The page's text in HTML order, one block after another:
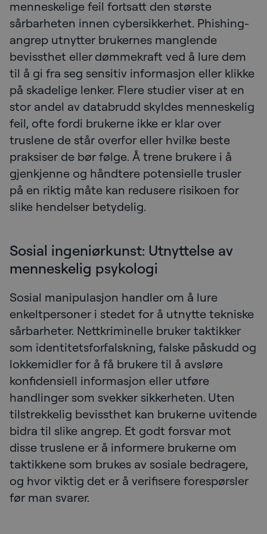
menneskelige feil fortsatt den største
sårbarheten innen cybersikkerhet. Phishing-
angrep utnytter brukernes manglende
bevissthet eller dømmekraft ved å lure dem
til å gi fra seg sensitiv informasjon eller klikke
på skadelige lenker. Flere studier viser at en
stor andel av databrudd skyldes menneskelig
feil, ofte fordi brukerne ikke er klar over
truslene de står overfor eller hvilke beste
praksiser de bør følge. Å trene brukere i å
gjenkjenne og håndtere potensielle trusler
på en riktig måte kan redusere risikoen for
slike hendelser betydelig.
Sosial ingeniørkunst: Utnyttelse av
menneskelig psykologi
Sosial manipulasjon handler om å lure
enkeltpersoner i stedet for å utnytte tekniske
sårbarheter. Nettkriminelle bruker taktikker
som identitetsforfalskning, falske påskudd og
lokkemidler for å få brukere til å avsløre
konfidensiell informasjon eller utføre
handlinger som svekker sikkerheten. Uten
tilstrekkelig bevissthet kan brukerne uvitende
bidra til slike angrep. Et godt forsvar mot
disse truslene er å informere brukerne om
taktikkene som brukes av sosiale bedragere,
og hvor viktig det er å verifisere forespørsler
før man svarer.